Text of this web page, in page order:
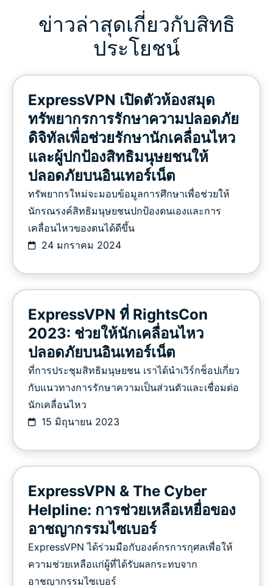
ข่าวล่าสุดเกี่ยวกับสิทธิ
ประโยชน์
ExpressVPN เปิดตัวห้องสมุด
ทรัพยากรการรักษาความปลอดภัย
ดิจิทัลเพื่อช่วยรักษานักเคลื่อนไหว
และผู้ปกป้องสิทธิมนุษยชนให้
ปลอดภัยบนอินเทอร์เน็ต
ทรัพยากรใหม่จะมอบข้อมูลการศึกษาเพื่อช่วยให้
นักรณรงค์สิทธิมนุษยชนปกป้องตนเองและการ
เคลื่อนไหวของตนได้ดีขึ้น
24 มกราคม 2024
ExpressVPN ที่ RightsCon
2023: ช่วยให้นักเคลื่อนไหว
ปลอดภัยบนอินเทอร์เน็ต
ที่การประชุมสิทธิมนุษยชน เราได้นำเวิร์กช็อปเกี่ยว
กับแนวทางการรักษาความเป็นส่วนตัวและเชื่อมต่อ
นักเคลื่อนไหว
15 มิถุนายน 2023
ExpressVPN & The Cyber
Helpline: การช่วยเหลือเหยื่อของ
อาชญากรรมไซเบอร์
ExpressVPN ได้ร่วมมือกับองค์กรการกุศลเพื่อให้
ความช่วยเหลือแก่ผู้ที่ได้รับผลกระทบจาก
อาชญากรรมไซเบอร์